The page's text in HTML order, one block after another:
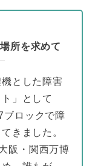
所を求めて
とした障害
」として
ブロックで障
きました。
阪・関西万博